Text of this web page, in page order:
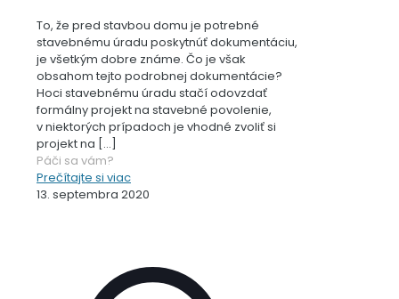
To, že pred stavbou domu je potrebné
stavebnému úradu poskytnúť dokumentáciu,
je všetkým dobre známe. Čo je však
obsahom tejto podrobnej dokumentácie?
Hoci stavebnému úradu stačí odovzdať
formálny projekt na stavebné povolenie,
v niektorých prípadoch je vhodné zvoliť si
projekt na […]
Páči sa vám?
Prečítajte si viac
13. septembra 2020